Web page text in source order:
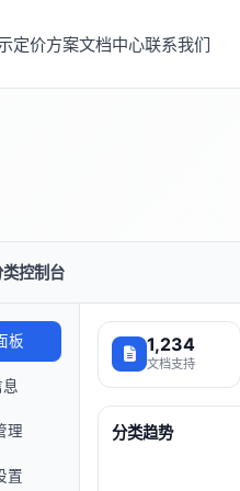
定价方案文档中心联系我们
类控制台
板
理
置
1,234
文档支持
分类趋势